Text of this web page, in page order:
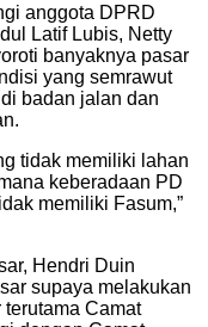
anggota DPRD
Latif Lubis, Netty
banyaknya pasar
yang semrawut
badan jalan dan
tidak memiliki lahan
keberadaan PD
memiliki Fasum,”
Hendri Duin
supaya melakukan
Camat